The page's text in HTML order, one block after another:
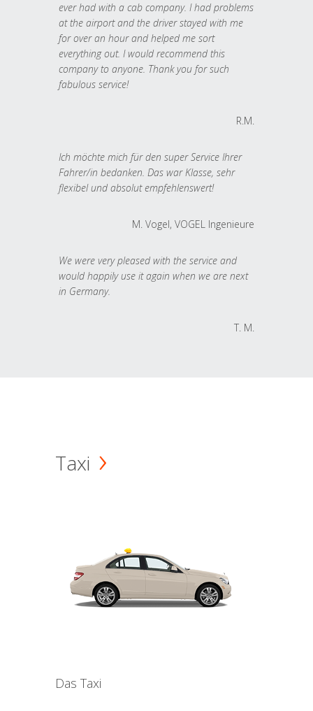
ever had with a cab company. I had problems
at the airport and the driver stayed with me
for over an hour and helped me sort
everything out. I would recommend this
company to anyone. Thank you for such
fabulous service!
R.M.
Ich möchte mich für den super Service Ihrer
Fahrer/in bedanken. Das war Klasse, sehr
flexibel und absolut empfehlenswert!
M. Vogel, VOGEL Ingenieure
We were very pleased with the service and
would happily use it again when we are next
in Germany.
T. M.
Taxi
Das Taxi